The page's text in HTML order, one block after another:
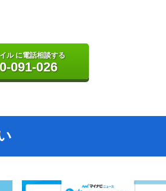
ル に電話相談する
091-026